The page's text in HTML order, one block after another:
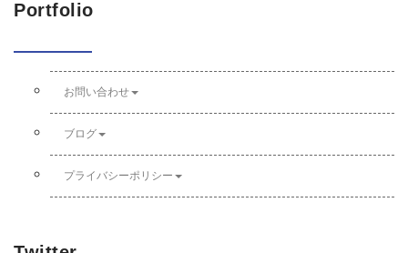
Portfolio
お問い合わせ
ブログ
プライバシーポリシー